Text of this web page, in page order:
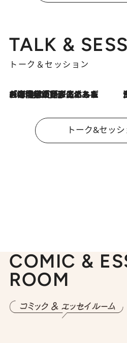
TALK &
トーク＆セッション
2026.8.3
「今後値上げがあるとすれば…」「リスクがあるのは今年の冬」エネルギー専門家が語る、ホルムズ海峡封鎖が家庭にもたらす“ある心配” 「住
トーク&セッ
COMIC &
ROOM